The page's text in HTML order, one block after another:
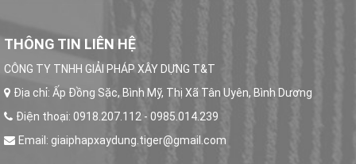
THÔNG TIN LIÊN HỆ
CÔNG TY TNHH GIẢI PHÁP XÂY DỰNG T&T
Địa chỉ: Ấp Đồng Sặc, Bình Mỹ, Thị Xã Tân Uyên, Bình Dương
Điện thoại: 0918.207.112 - 0985.014.239
Email: giaiphapxaydung.tiger@gmail.com